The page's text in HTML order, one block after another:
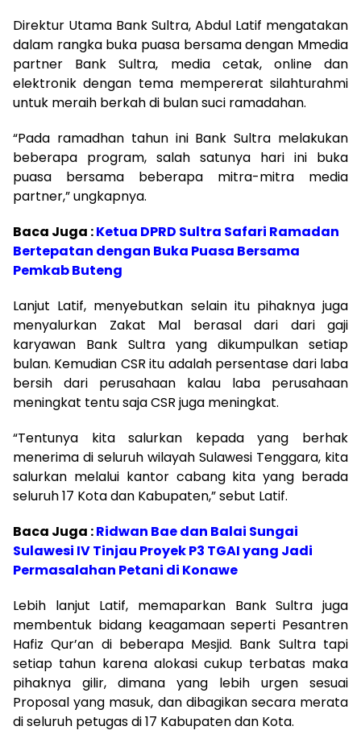
Direktur Utama Bank Sultra, Abdul Latif mengatakan
dalam rangka buka puasa bersama dengan Mmedia
partner Bank Sultra, media cetak, online dan
elektronik dengan tema mempererat silahturahmi
untuk meraih berkah di bulan suci ramadahan.
“Pada ramadhan tahun ini Bank Sultra melakukan
beberapa program, salah satunya hari ini buka
puasa bersama beberapa mitra-mitra media
partner,” ungkapnya.
Baca Juga :Ketua DPRD Sultra Safari Ramadan
Bertepatan dengan Buka Puasa Bersama
Pemkab Buteng
Lanjut Latif, menyebutkan selain itu pihaknya juga
menyalurkan Zakat Mal berasal dari dari gaji
karyawan Bank Sultra yang dikumpulkan setiap
bulan. Kemudian CSR itu adalah persentase dari laba
bersih dari perusahaan kalau laba perusahaan
meningkat tentu saja CSR juga meningkat.
“Tentunya kita salurkan kepada yang berhak
menerima di seluruh wilayah Sulawesi Tenggara, kita
salurkan melalui kantor cabang kita yang berada
seluruh 17 Kota dan Kabupaten,” sebut Latif.
Baca Juga :Ridwan Bae dan Balai Sungai
Sulawesi IV Tinjau Proyek P3 TGAI yang Jadi
Permasalahan Petani di Konawe
Lebih lanjut Latif, memaparkan Bank Sultra juga
membentuk bidang keagamaan seperti Pesantren
Hafiz Qur’an di beberapa Mesjid. Bank Sultra tapi
setiap tahun karena alokasi cukup terbatas maka
pihaknya gilir, dimana yang lebih urgen sesuai
Proposal yang masuk, dan dibagikan secara merata
di seluruh petugas di 17 Kabupaten dan Kota.